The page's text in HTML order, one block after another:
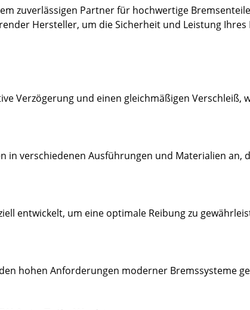
zuverlässigen Partner für hochwertige
Hersteller, um die Sicherheit und Leistung Ihres
Verzögerung und einen gleichmäßigen Verschleiß,
in verschiedenen Ausführungen und Materialien an,
entwickelt, um eine optimale Reibung zu
hohen Anforderungen moderner Bremssysteme